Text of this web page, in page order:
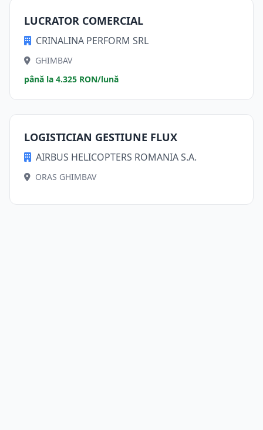
LUCRATOR COMERCIAL
CRINALINA PERFORM SRL
GHIMBAV
până la 4.325 RON/lună
LOGISTICIAN GESTIUNE FLUX
AIRBUS HELICOPTERS ROMANIA S.A.
ORAS GHIMBAV